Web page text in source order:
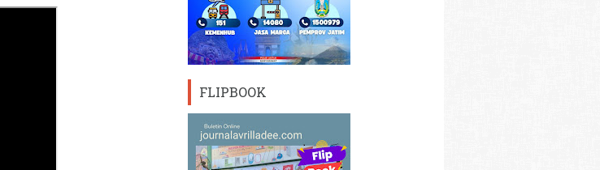
FLIPBOOK